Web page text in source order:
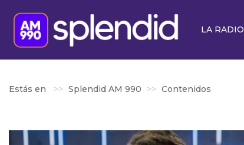
LA RADIO
Estás en Splendid AM 990 Contenidos